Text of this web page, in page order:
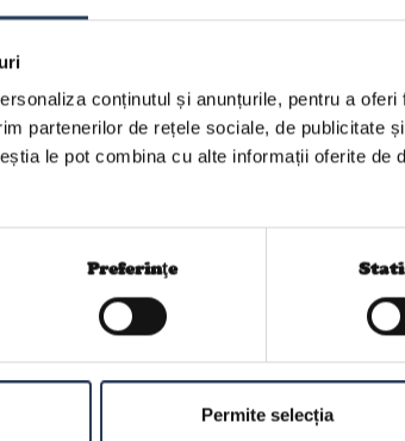
conținutul și anunțurile, pentru a
partenerilor de rețele sociale, de publicitate
le pot combina cu alte informații oferite
Preferinţe
Permite selecția